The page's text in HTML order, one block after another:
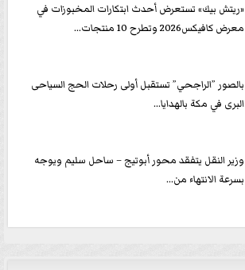
«ريتش بيك» تستعرض أحدث ابتكارات المخبوزات في
معرض كافيكس2026 وتطرح 10 منتجات...
بالصور ”الراجحي” تستقبل أولى رحلات الحج السياحى
البرى في مكة بالهدايا...
وزير النقل يتفقد محور أبوتيج – ساحل سليم ويوجه
بسرعة الانتهاء من...